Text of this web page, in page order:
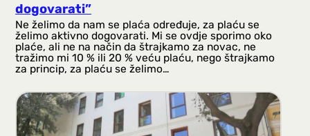
dogovarati”
Ne želimo da nam se plaća određuje, za plaću se
želimo aktivno dogovarati. Mi se ovdje sporimo oko
plaće, ali ne na način da štrajkamo za novac, ne
tražimo mi 10 % ili 20 % veću plaću, nego štrajkamo
za princip, za plaću se želimo…